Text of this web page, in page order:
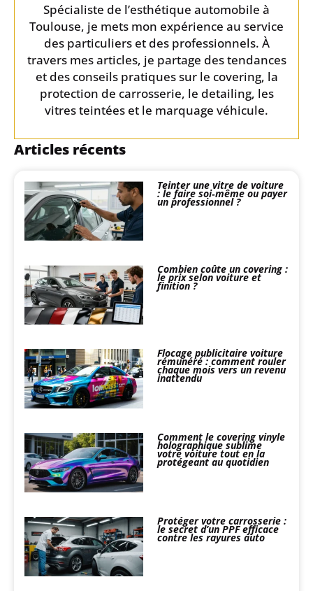
Spécialiste de l’esthétique automobile à
Toulouse, je mets mon expérience au service
des particuliers et des professionnels. À
travers mes articles, je partage des tendances
et des conseils pratiques sur le covering, la
protection de carrosserie, le detailing, les
vitres teintées et le marquage véhicule.
Articles récents
Teinter une vitre de voiture
: le faire soi‑même ou payer
un professionnel ?
Combien coûte un covering :
le prix selon voiture et
finition ?
Flocage publicitaire voiture
rémunéré : comment rouler
chaque mois vers un revenu
inattendu
Comment le covering vinyle
holographique sublime
votre voiture tout en la
protégeant au quotidien
Protéger votre carrosserie :
le secret d’un PPF efficace
contre les rayures auto